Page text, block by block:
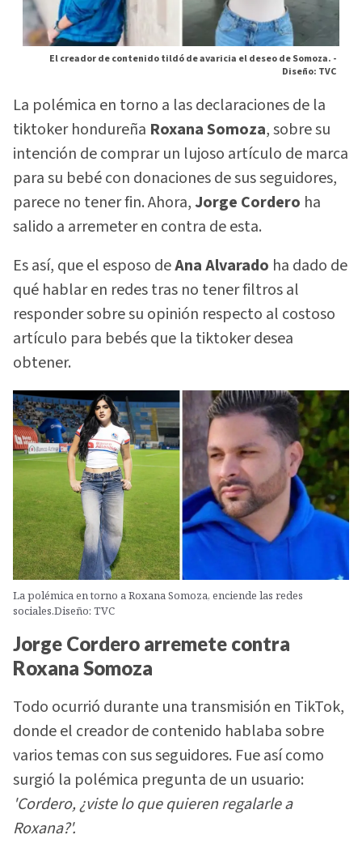
El creador de contenido tildó de avaricia el deseo de Somoza. -
Diseño: TVC
La polémica en torno a las declaraciones de la
tiktoker hondureña Roxana Somoza, sobre su
intención de comprar un lujoso artículo de marca
para su bebé con donaciones de sus seguidores,
parece no tener fin. Ahora,Jorge Cordero ha
salido a arremeter en contra de esta.
Es así, que el esposo deAna Alvarado ha dado de
qué hablar en redes tras no tener filtros al
responder sobre su opinión respecto al costoso
artículo para bebés que la tiktoker desea
obtener.
La polémica en torno a Roxana Somoza, enciende las redes
sociales.Diseño: TVC
Jorge Cordero arremete contra
Roxana Somoza
Todo ocurrió durante una transmisión en TikTok,
donde el creador de contenido hablaba sobre
varios temas con sus seguidores. Fue así como
surgió la polémica pregunta de un usuario:
'Cordero, ¿viste lo que quieren regalarle a
Roxana?'.